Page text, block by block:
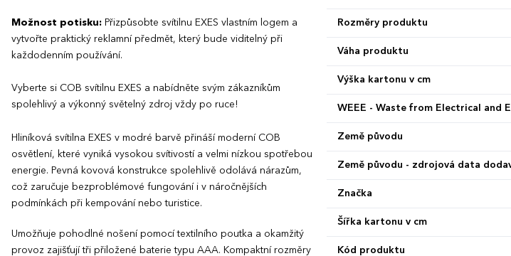
Možnost potisku: Přizpůsobte svítilnu EXES vlastním logem a
vytvořte praktický reklamní předmět, který bude viditelný při
každodenním používání.
Vyberte si COB svítilnu EXES a nabídněte svým zákazníkům
spolehlivý a výkonný světelný zdroj vždy po ruce!
Hliníková svítilna EXES v modré barvě přináší moderní COB
osvětlení, které vyniká vysokou svítivostí a velmi nízkou spotřebou
energie. Pevná kovová konstrukce spolehlivě odolává nárazům,
což zaručuje bezproblémové fungování i v náročnějších
podmínkách při kempování nebo turistice.
Umožňuje pohodlné nošení pomocí textilního poutka a okamžitý
provoz zajišťují tři přiložené baterie typu AAA. Kompaktní rozměry
Rozměry produktu
Váha produktu
Výška kartonu v cm
WEEE - Waste from Electrical and
Země původu
Země původu - zdrojová data
Značka
Šířka kartonu v cm
Kód produktu